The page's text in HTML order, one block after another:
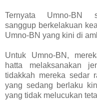
Ternyata Umno-BN
sanggup berkelakuan
Umno-BN yang kini di
Untuk Umno-BN,
hatta melaksanakan
tidakkah mereka sedar
yang sedang berlaku
yang tidak melucukan